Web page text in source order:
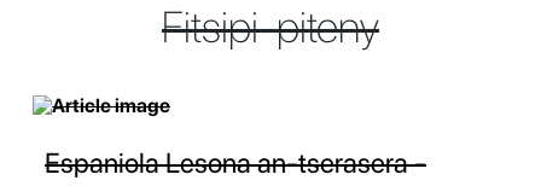
Fitsipi-piteny
Espaniola Lesona an-tserasera -